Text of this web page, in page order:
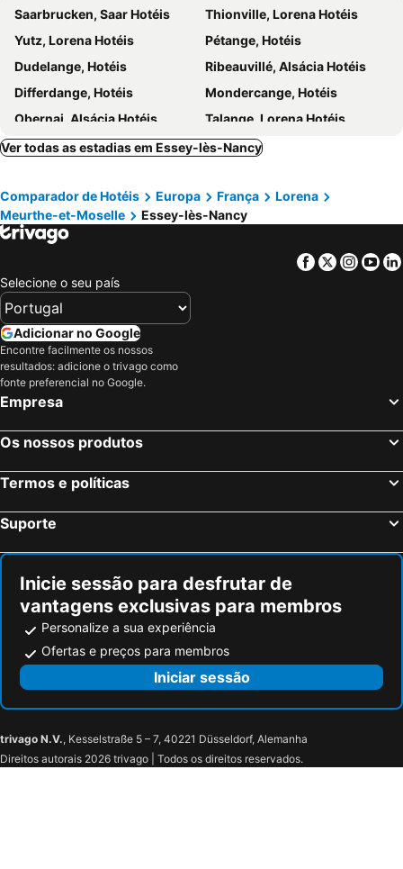
Saarbrucken, Saar Hotéis
Thionville, Lorena Hotéis
Yutz, Lorena Hotéis
Pétange, Hotéis
Dudelange, Hotéis
Ribeauvillé, Alsácia Hotéis
Differdange, Hotéis
Mondercange, Hotéis
Obernai, Alsácia Hotéis
Talange, Lorena Hotéis
Saint-Hippolyte, Alsácia Hotéis
Verdun, Lorena Hotéis
Ottrott, Alsácia Hotéis
Lexy, Lorena Hotéis
Palzem, Renânia-Palatinado Hotéis
Laxou, Lorena Hotéis
Épinal, Lorena Hotéis
Luxemburgo Cidade, Hotéis
Bettembourg, Hotéis
Esch-sur-Alzette, Hotéis
Niederanven, Hotéis
Metz, Lorena Hotéis
Arlon, Valónia Hotéis
Nice, Provença-Alpes-Costa Azul Hotéis
Estrasburgo, Alsácia Hotéis
Bordéus, Aquitânia Hotéis
Colmar, Alsácia Hotéis
Ver todas as estadias em Essey-lès-Nancy
Comparador de Hotéis Europa França
Lorena
Meurthe-et-Moselle
Essey-lès-Nancy
Facebook
Twitter
Selecione o seu país
Adicionar no Google
Encontre facilmente os nossos
resultados: adicione o trivago como
fonte preferencial no Google.
Empresa
Os nossos produtos
Termos e políticas
Suporte
Inicie sessão para desfrutar de
vantagens exclusivas para membros
Personalize a sua experiência
Ofertas e preços para membros
Iniciar sessão
trivago N.V., Kesselstraße 5 – 7, 40221 Düsseldorf, Alemanha
Direitos autorais 2026 trivago | Todos os direitos reservados.